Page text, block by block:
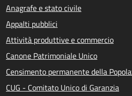
Anagrafe e stato civile
Appalti pubblici
Attività produttive e commercio
Canone Patrimoniale Unico
Censimento permanente della
CUG - Comitato Unico di Garanzia